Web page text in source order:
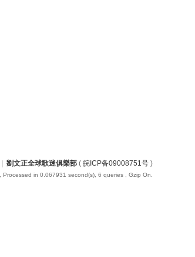
劉文正全球歌迷俱樂部 ( 皖ICP备09008751号 )
, Processed in 0.067931 second(s), 6 queries , Gzip On.